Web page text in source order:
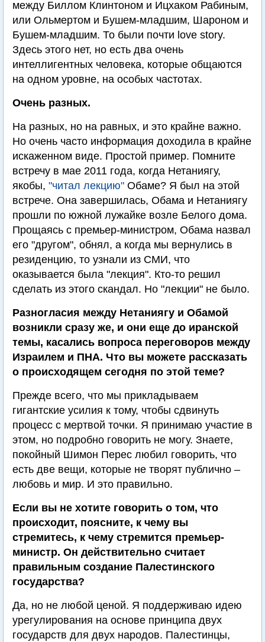
между Биллом Клинтоном и Ицхаком Рабиным,
или Ольмертом и Бушем-младшим, Шароном и
Бушем-младшим. То были почти love story.
Здесь этого нет, но есть два очень
интеллигентных человека, которые общаются
на одном уровне, на особых частотах.
Очень разных.
На разных, но на равных, и это крайне важно.
Но очень часто информация доходила в крайне
искаженном виде. Простой пример. Помните
встречу в мае 2011 года, когда Нетаниягу,
якобы, "читал лекцию" Обаме? Я был на этой
встрече. Она завершилась, Обама и Нетаниягу
прошли по южной лужайке возле Белого дома.
Прощаясь с премьер-министром, Обама назвал
его "другом", обнял, а когда мы вернулись в
резиденцию, то узнали из СМИ, что
оказывается была "лекция". Кто-то решил
сделать из этого скандал. Но "лекции" не было.
Разногласия между Нетаниягу и Обамой
возникли сразу же, и они еще до иранской
темы, касались вопроса переговоров между
Израилем и ПНА. Что вы можете рассказать
о происходящем сегодня по этой теме?
Прежде всего, что мы прикладываем
гигантские усилия к тому, чтобы сдвинуть
процесс с мертвой точки. Я принимаю участие в
этом, но подробно говорить не могу. Знаете,
покойный Шимон Перес любил говорить, что
есть две вещи, которые не творят публично –
любовь и мир. И это правильно.
Если вы не хотите говорить о том, что
происходит, поясните, к чему вы
стремитесь, к чему стремится премьер-
министр. Он действительно считает
правильным создание Палестинского
государства?
Да, но не любой ценой. Я поддерживаю идею
урегулирования на основе принципа двух
государств для двух народов. Палестинцы,